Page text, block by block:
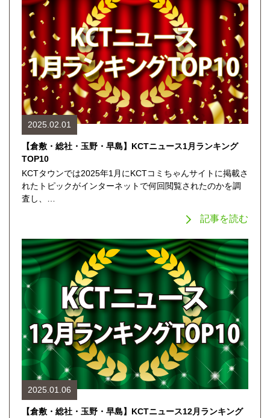
2025.02.01
【倉敷・総社・玉野・早島】KCTニュース1月ランキング
TOP10
KCTタウンでは2025年1月にKCTコミちゃんサイトに掲載さ
れたトピックがインターネットで何回閲覧されたのかを調
査し、…
記事を読む
2025.01.06
【倉敷・総社・玉野・早島】KCTニュース12月ランキング